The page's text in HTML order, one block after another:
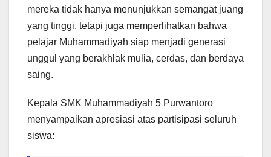
mereka tidak hanya menunjukkan semangat juang
yang tinggi, tetapi juga memperlihatkan bahwa
pelajar Muhammadiyah siap menjadi generasi
unggul yang berakhlak mulia, cerdas, dan berdaya
saing.
Kepala SMK Muhammadiyah 5 Purwantoro
menyampaikan apresiasi atas partisipasi seluruh
siswa: